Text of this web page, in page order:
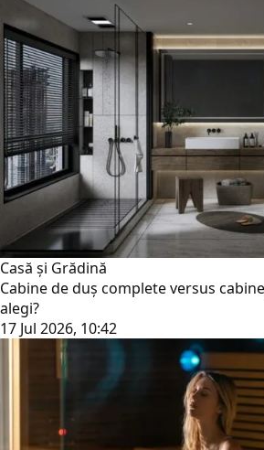
Casă și Grădină
Cabine de duș complete versus
alegi?
17 Jul 2026, 10:42